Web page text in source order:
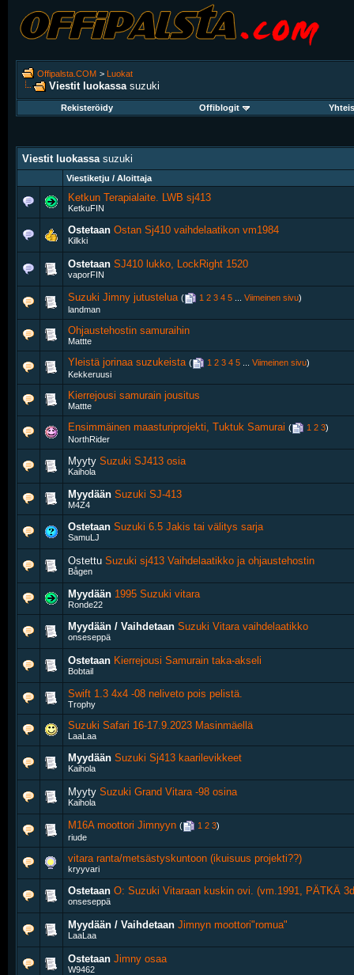
Offipalsta.COM > Luokat
Viestit luokassa suzuki
Rekisteröidy Offiblogit
Viestit luokassa suzuki
Viestiketju / Aloittaja
Ketkun Terapialaite. LWB sj413
KetkuFIN
Ostetaan Ostan Sj410 vaihdelaatikon vm1984
Kilkki
Ostetaan SJ410 lukko, LockRight 1520
vaporFIN
Suzuki Jimny jutustelua‎ ( 1 2 3 4 5 Viimeinen sivu)
landman
Ohjaustehostin samuraihin
Mattte
Yleistä jorinaa suzukeista‎ ( 1 2 3 4 5 Viimeinen sivu)
Kekkeruusi
Kierrejousi samurain jousitus
Mattte
Ensimmäinen maasturiprojekti, Tuktuk Samurai ( 1 2 3)
NorthRider
Myyty Suzuki SJ413 osia
Kaihola
Myydään Suzuki SJ-413
M4Z4
Ostetaan Suzuki 6.5 Jakis tai välitys sarja
SamuLJ
Ostettu Suzuki sj413 Vaihdelaatikko ja ohjaustehostin
Bågen
Myydään 1995 Suzuki vitara
Ronde22
Myydään / Vaihdetaan Suzuki Vitara vaihdelaatikko
onseseppä
Ostetaan Kierrejousi Samurain taka-akseli
Bobtail
Swift 1.3 4x4 -08 neliveto pois pelistä.
Trophy
Suzuki Safari 16-17.9.2023 Masinmäellä
LaaLaa
Myydään Suzuki Sj413 kaarilevikkeet
Kaihola
Myyty Suzuki Grand Vitara -98 osina
Kaihola
M16A moottori Jimnyyn ( 1 2 3)
riude
vitara ranta/metsästyskuntoon (ikuisuus projekti??)
kryyvari
Ostetaan O: Suzuki Vitaraan kuskin ovi. (vm.1991, PÄTKÄ
onseseppä
Myydään / Vaihdetaan Jimnyn moottori"romua"
LaaLaa
Ostetaan Jimny osaa
W9462